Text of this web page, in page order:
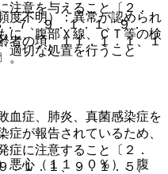
注意を与えること〔２．
７、９．１．１、９．
者の項、１１．１．１、１
。
血症、肺炎、真菌感染症を
症が報告されているため、
症に注意すること〔２．
．１．１、９．１．５、
不明）：異常が認められ
に、腹部Ｘ線、ＣＴ等の検
適切な処置を行うこと
悪心（１１．０％）、腹